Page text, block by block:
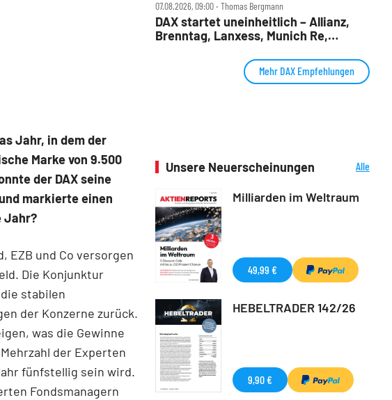
Jahr, in dem der
Marke von 9.500
der DAX seine
markierte einen
Jahr?
EZB und Co versorgen
Die Konjunktur
stabilen
der Konzerne zurück.
was die Gewinne
der Experten
fünfstellig sein wird.
Fondsmanagern
07.08.2026, 09:00 ‧ Thomas Bergmann
DAX startet uneinheitlich – Allianz,
Brenntag, Lanxess, Munich Re,
Mehr DAX Empfehlungen
Unsere Neuerscheinungen
Alle
Milliarden im Weltraum
49,99 €
HEBELTRADER 142/26
9,90 €